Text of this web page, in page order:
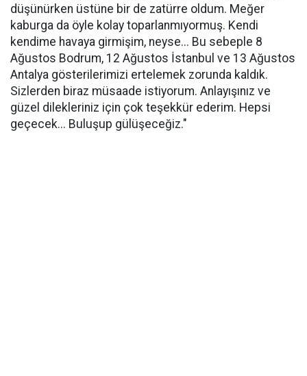
düşünürken üstüne bir de zatürre oldum. Meğer
kaburga da öyle kolay toparlanmıyormuş. Kendi
kendime havaya girmişim, neyse... Bu sebeple 8
Ağustos Bodrum, 12 Ağustos İstanbul ve 13 Ağustos
Antalya gösterilerimizi ertelemek zorunda kaldık.
Sizlerden biraz müsaade istiyorum. Anlayışınız ve
güzel dilekleriniz için çok teşekkür ederim. Hepsi
geçecek... Buluşup gülüşeceğiz."